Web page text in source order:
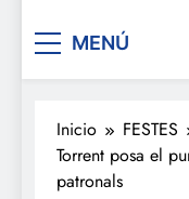
MENÚ
Inicio
FESTES
Torrent posa el
patronals